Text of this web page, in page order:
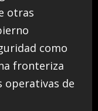
otras
como
fronteriza
operativas de